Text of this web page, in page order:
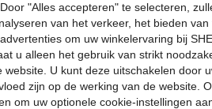
oordopjes, munten, sleutels en kleine spullen. Geschikt voor thuis, op reis, vakantie, school, als make-uptas, toilettas, reisbenodigdheid, cruisebenodigdheid, studentenkamerbenodigdheid, cadeau voor bruidsmeisjes, cadeau voor moeders, verjaardagscadeau, cadeau voor vrienden en leraren.
26 over
"Alles accepteren" te selecteren,
van het verkeer, het bieden
om uw winkelervaring bij
u alleen het gebruik van strikt
U kunt deze uitschakelen door
zijn op de werking van de website.
om uw optionele cookie-instellingen